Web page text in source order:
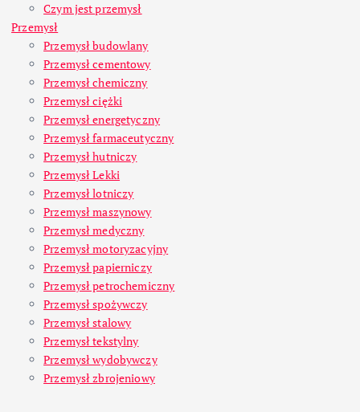
Czym jest przemysł
Przemysł
Przemysł budowlany
Przemysł cementowy
Przemysł chemiczny
Przemysł ciężki
Przemysł energetyczny
Przemysł farmaceutyczny
Przemysł hutniczy
Przemysł Lekki
Przemysł lotniczy
Przemysł maszynowy
Przemysł medyczny
Przemysł motoryzacyjny
Przemysł papierniczy
Przemysł petrochemiczny
Przemysł spożywczy
Przemysł stalowy
Przemysł tekstylny
Przemysł wydobywczy
Przemysł zbrojeniowy